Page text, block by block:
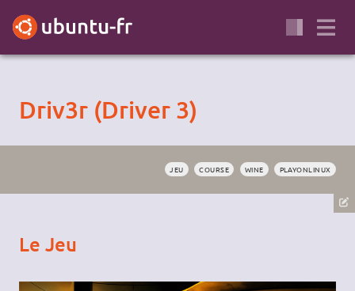
Driv3r (Driver 3)
JEU COURSE WINE PLAYONLINUX
Le Jeu